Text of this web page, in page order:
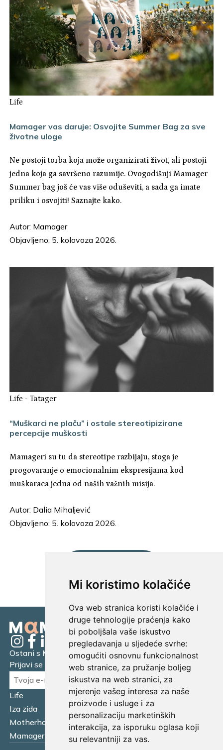
Mi koristimo kolačiće
Ova web stranica koristi kolačiće i
druge tehnologije praćenja kako
bi poboljšala vaše iskustvo
pregledavanja u sljedeće svrhe:
omogućiti osnovnu funkcionalnost
web stranice, za pružanje boljeg
iskustva na web stranici, za
mjerenje vašeg interesa za naše
proizvode i usluge i za
personalizaciju marketinških
interakcija, za isporuku oglasa koji
su relevantniji za vas.
Life
Mamager vas daruje: Osvojite Summer Bag za sve
životne uloge
Ne postoji torba koja može organizirati život, ali postoji
jedna koja ga savršeno razumije. Ovogodišnji Mamager
Summer bag još će vas više oduševiti, a sada ga imate
priliku i osvojiti! Saznajte kako.
Autor: Mamager
Objavljeno: 5. kolovoza 2026.
Life -Tatager
“Muškarci ne plaču” i ostale stereotipizirane
percepcije muškosti
Mamageri su tu da stereotipe razbijaju, stoga je
progovaranje o emocionalnim ekspresijama kod
muškaraca jedna od naših važnih misija.
Autor: Dalia Mihaljević
Objavljeno: 5. kolovoza 2026.
Life
Financijska pismenost
Iza zida
Business
Motherhood
Tatager
Mamager Intervju
Multitasking kitchen
Ostani s Mamagerom
Prijavi se na naš newsletter.